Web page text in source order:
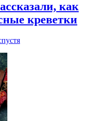
как
креветки